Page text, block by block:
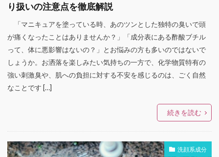
り扱いの注意点を徹底解説
「マニキュアを塗っている時、あのツンとした独特の臭いで頭
が痛くなったことはありませんか？」「成分表にある酢酸ブチル
って、体に悪影響はないの？」とお悩みの方も多いのではないで
しょうか。お洒落を楽しみたい気持ちの一方で、化学物質特有の
強い刺激臭や、肌への負担に対する不安を感じるのは、ごく自然
なことです […]
続きを読む
洗顔系成分